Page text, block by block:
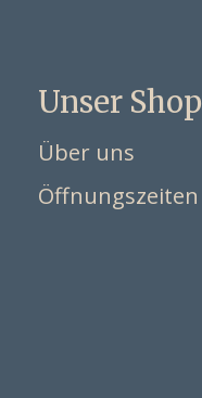
Unser Shop
Über uns
Öffnungszeiten